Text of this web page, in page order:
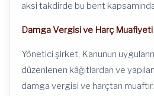
aksi takdirde bu bent
Damga Vergisi ve Harç Muafiyeti
Yönetici şirket, Kanunun
düzenlenen kâğıtlardan ve
damga vergisi ve harçtan